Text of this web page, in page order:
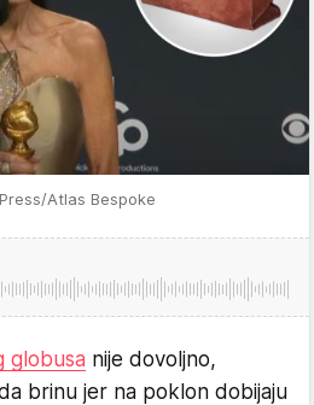
Atlas Bespoke
globusa nije dovoljno,
brinu jer na poklon dobijaju